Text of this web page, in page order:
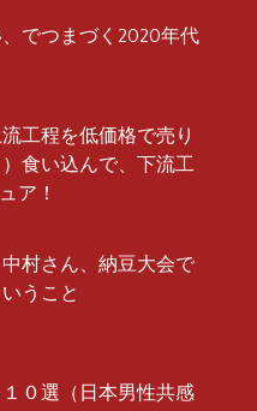
でつまづく2020年代
工程を低価格で売り
食い込んで、下流工
ア！
村さん、納豆大会で
うこと
０選（日本男性共感